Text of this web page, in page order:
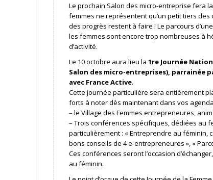
Le prochain Salon des micro-entreprise fera
femmes ne représentent qu’un petit tiers
des progrès restent à faire ! Le parcours
les femmes sont encore trop nombreuses à
d’activité.
Le 10 octobre aura lieu la 1re Journée
Salon des micro-entreprises), parrainée
avec France Active.
Cette journée particulière sera entièrement
forts à noter dès maintenant dans vos
– le Village des Femmes entrepreneures,
– Trois conférences spécifiques, dédiées au
particulièrement : « Entreprendre au féminin,
bons conseils de 4 e-entrepreneures », «
Ces conférences seront l’occasion
au féminin.